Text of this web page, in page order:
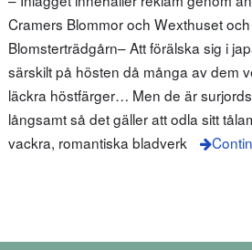
Cramers Blommor och Wexthuset
Blomsterträdgårn– Att förälska sig i
särskilt på hösten då många av dem
läckra höstfärger… Men de är
långsamt så det gäller att odla sitt
vackra, romantiska bladverk